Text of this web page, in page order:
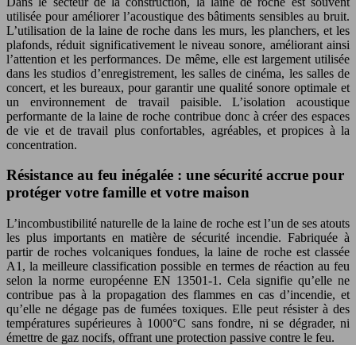
utilisée pour améliorer l’acoustique des bâtiments sensibles au bruit.
L’utilisation de la laine de roche dans les murs, les planchers, et les
plafonds, réduit significativement le niveau sonore, améliorant ainsi
l’attention et les performances. De même, elle est largement utilisée
dans les studios d’enregistrement, les salles de cinéma, les salles de
concert, et les bureaux, pour garantir une qualité sonore optimale et
un environnement de travail paisible. L’isolation acoustique
performante de la laine de roche contribue donc à créer des espaces
de vie et de travail plus confortables, agréables, et propices à la
concentration.
Résistance au feu inégalée : une sécurité accrue pour
protéger votre famille et votre maison
L’incombustibilité naturelle de la laine de roche est l’un de ses atouts
les plus importants en matière de sécurité incendie. Fabriquée à
partir de roches volcaniques fondues, la laine de roche est classée
A1, la meilleure classification possible en termes de réaction au feu
selon la norme européenne EN 13501-1. Cela signifie qu’elle ne
contribue pas à la propagation des flammes en cas d’incendie, et
qu’elle ne dégage pas de fumées toxiques. Elle peut résister à des
températures supérieures à 1000°C sans fondre, ni se dégrader, ni
émettre de gaz nocifs, offrant une protection passive contre le feu.